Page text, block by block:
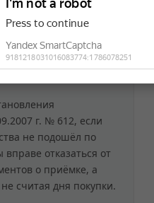
г. № 612, если
не подошёл по
отказаться от
о приёмке, а
не считая дня покупки.